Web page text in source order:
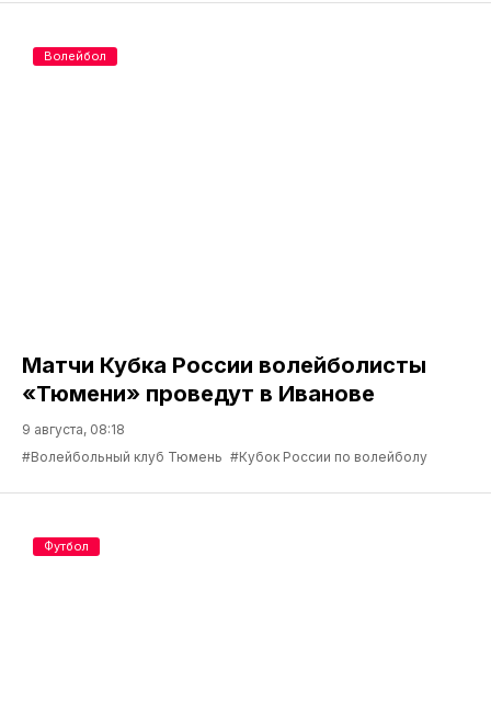
Матчи Кубка России волейболисты
«Тюмени» проведут в Иванове
9 августа, 08:18
#Волейбольный клуб Тюмень #Кубок России по волейболу
Волейбол
Футбол